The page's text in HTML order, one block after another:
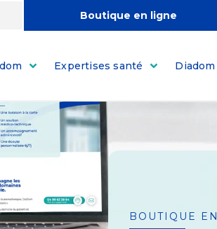
Boutique en ligne
Expertises santé Diadom
BOUTIQUE